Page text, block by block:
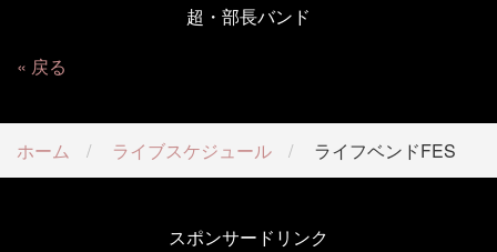
超・部長バンド
戻る
ホーム ライブスケジュール ライフベンドFES
スポンサードリンク